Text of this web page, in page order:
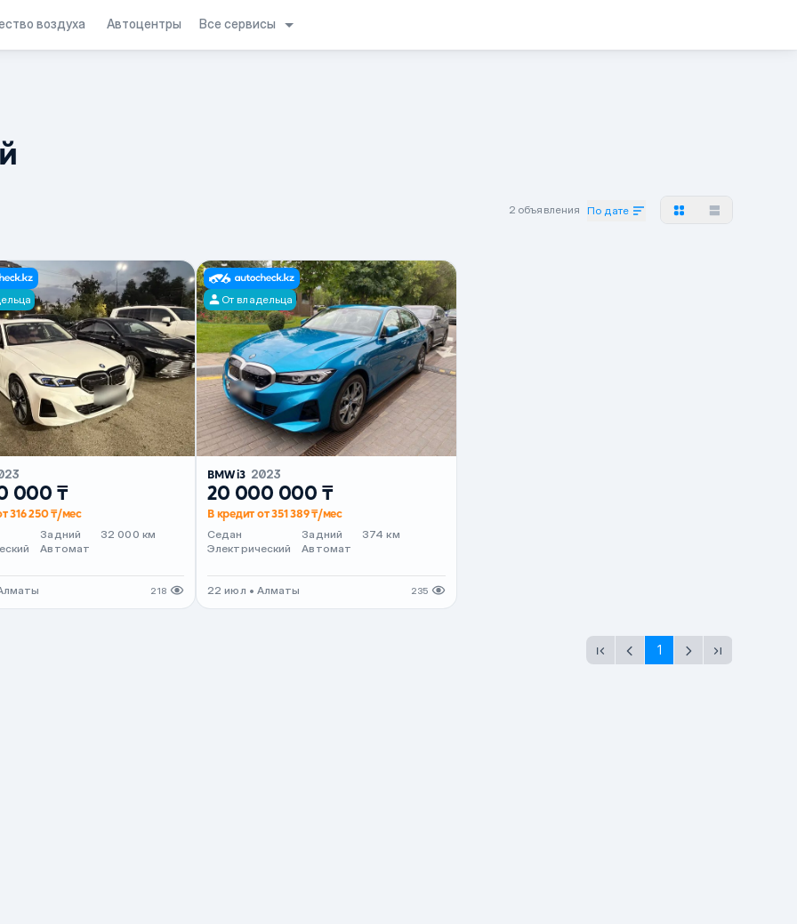
воздуха Автоцентры Все сервисы
2 объявления По дате
000 ₸
316 250 ₸/мес
Задний
Автомат
32 000 км
218
От владельца
BMW i3 2023
20 000 000 ₸
В кредит от 351 389 ₸/мес
Седан
Электрический
Задний
Автомат
374 км
22 июл • Алматы 235
1